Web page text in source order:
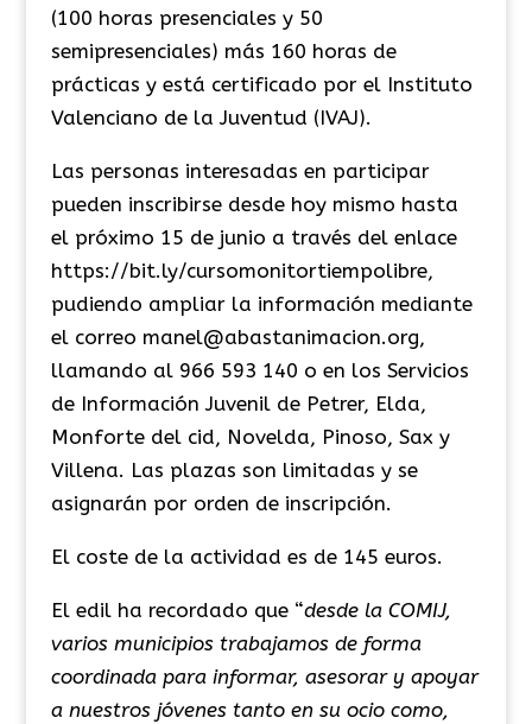
(100 horas presenciales y 50
semipresenciales) más 160 horas de
prácticas y está certificado por el Instituto
Valenciano de la Juventud (IVAJ).
Las personas interesadas en participar
pueden inscribirse desde hoy mismo hasta
el próximo 15 de junio a través del enlace
https://bit.ly/cursomonitortiempolibre,
pudiendo ampliar la información mediante
el correo manel@abastanimacion.org,
llamando al 966 593 140 o en los Servicios
de Información Juvenil de Petrer, Elda,
Monforte del cid, Novelda, Pinoso, Sax y
Villena. Las plazas son limitadas y se
asignarán por orden de inscripción.
El coste de la actividad es de 145 euros.
El edil ha recordado que “desde la COMIJ,
varios municipios trabajamos de forma
coordinada para informar, asesorar y apoyar
a nuestros jóvenes tanto en su ocio como,